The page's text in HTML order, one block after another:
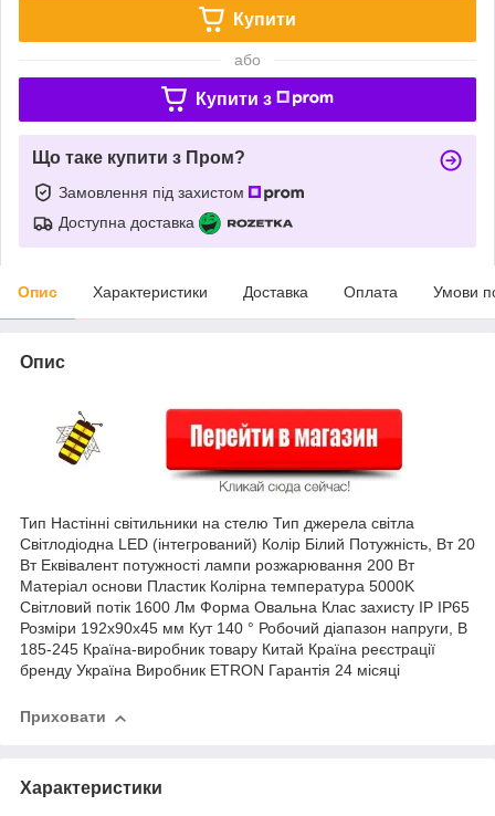
Купити
або
Купити з
Що таке купити з Пром?
Замовлення під захистом
Доступна доставка
Опис Характеристики Доставка Оплата Умови
Опис
Тип Настінні світильники на стелю Тип джерела світла
Світлодіодна LED (інтегрований) Колір Білий Потужність, Вт 20
Вт Еквівалент потужності лампи розжарювання 200 Вт
Матеріал основи Пластик Колірна температура 5000K
Світловий потік 1600 Лм Форма Овальна Клас захисту IP IP65
Розміри 192x90x45 мм Кут 140 ° Робочий діапазон напруги, В
185-245 Країна-виробник товару Китай Країна реєстрації
бренду Україна Виробник ETRON Гарантія 24 місяці
Приховати
Характеристики